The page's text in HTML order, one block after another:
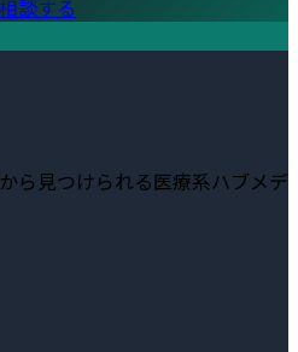
談する
ら見つけられる医療系ハブメデ